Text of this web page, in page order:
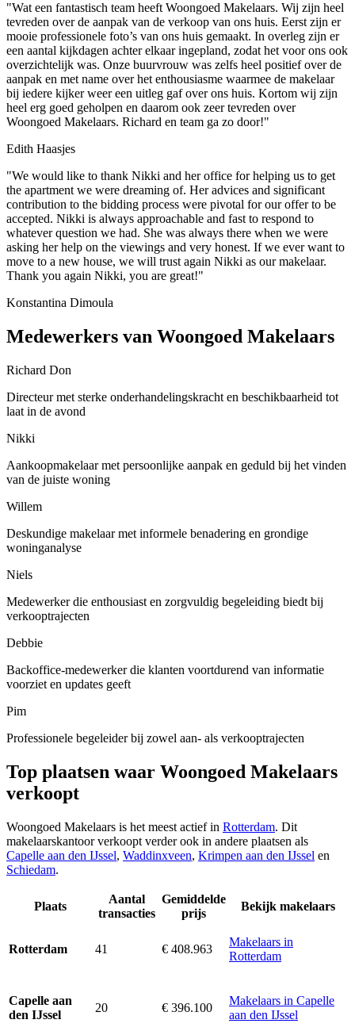
"Wat een fantastisch team heeft Woongoed Makelaars. Wij zijn heel
tevreden over de aanpak van de verkoop van ons huis. Eerst zijn er
mooie professionele foto’s van ons huis gemaakt. In overleg zijn er
een aantal kijkdagen achter elkaar ingepland, zodat het voor ons ook
overzichtelijk was. Onze buurvrouw was zelfs heel positief over de
aanpak en met name over het enthousiasme waarmee de makelaar
bij iedere kijker weer een uitleg gaf over ons huis. Kortom wij zijn
heel erg goed geholpen en daarom ook zeer tevreden over
Woongoed Makelaars. Richard en team ga zo door!"
Edith Haasjes
"We would like to thank Nikki and her office for helping us to get
the apartment we were dreaming of. Her advices and significant
contribution to the bidding process were pivotal for our offer to be
accepted. Nikki is always approachable and fast to respond to
whatever question we had. She was always there when we were
asking her help on the viewings and very honest. If we ever want to
move to a new house, we will trust again Nikki as our makelaar.
Thank you again Nikki, you are great!"
Konstantina Dimoula
Medewerkers van Woongoed Makelaars
Richard Don
Directeur met sterke onderhandelingskracht en beschikbaarheid tot
laat in de avond
Nikki
Aankoopmakelaar met persoonlijke aanpak en geduld bij het vinden
van de juiste woning
Willem
Deskundige makelaar met informele benadering en grondige
woninganalyse
Niels
Medewerker die enthousiast en zorgvuldig begeleiding biedt bij
verkooptrajecten
Debbie
Backoffice-medewerker die klanten voortdurend van informatie
voorziet en updates geeft
Pim
Professionele begeleider bij zowel aan- als verkooptrajecten
Top plaatsen waar Woongoed Makelaars
verkoopt
Woongoed Makelaars is het meest actief in Rotterdam. Dit
makelaarskantoor verkoopt verder ook in andere plaatsen als
Capelle aan den IJssel, Waddinxveen, Krimpen aan den IJssel en
Schiedam.
Plaats
Aantal
transacties
Gemiddelde
prijs
Bekijk makelaars
Rotterdam 41 € 408.963
Makelaars in
Rotterdam
Capelle aan
den IJssel
20 € 396.100
Makelaars in Capelle
aan den IJssel